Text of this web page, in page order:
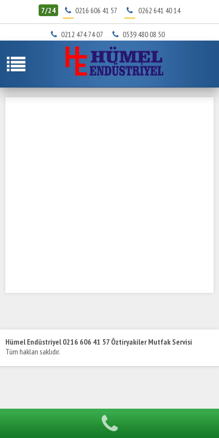
7/24 0216 606 41 57 0262 641 40 14
0212 474 74 07 0539 480 08 50
Hümel Endüstriyel 0216 606 41 57 Öztiryakiler Mutfak Servisi
Tüm hakları saklıdır.